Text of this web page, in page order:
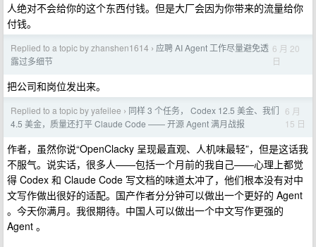
人绝对不会给你的这个东西付钱。但是大厂会因为你带来的流量给你
付钱。
Replied to a topic by zhanshen1614 › 应聘 AI Agent 工作尽量避免透
露过多细节
6 月 20
日
把公司和岗位发出来。
Replied to a topic by yafeilee › 同样 3 个任务， Codex 12.5 美金、我们
4.5 美金，质量还打平 Claude Code —— 开源 Agent 满月战报
6 月
15 日
作者，虽然你说“OpenClacky 呈现最直观、人机味最轻”，但是这话我
不服气。说实话，很多人——包括一个月前的我自己——心理上都觉
得 Codex 和 Claude Code 写文档的味道太冲了，他们根本没有对中
文写作做出很好的适配。国产作者分分钟可以做出一个更好的 Agent
。今天你满月。我很期待。中国人可以做出一个中文写作更强的
Agent 。